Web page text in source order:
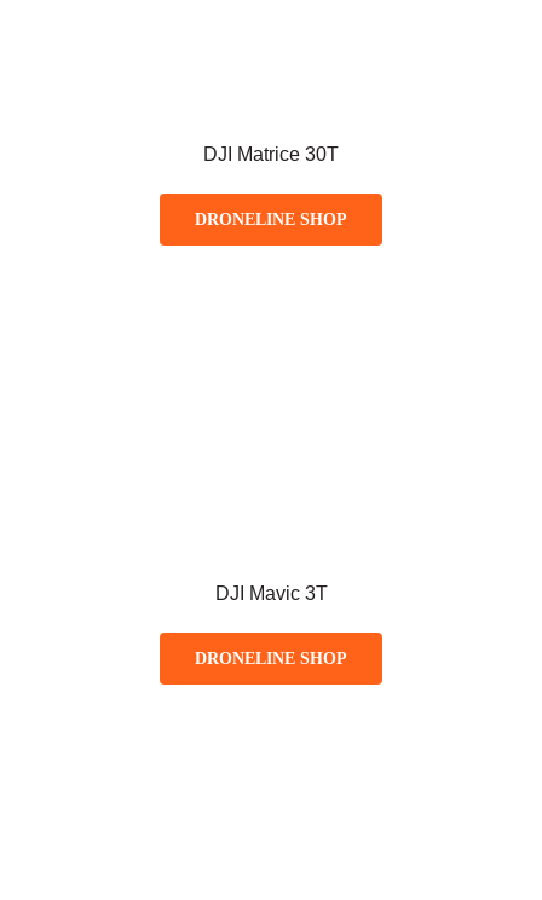
DJI Matrice 30T
DRONELINE SHOP
DJI Mavic 3T
DRONELINE SHOP